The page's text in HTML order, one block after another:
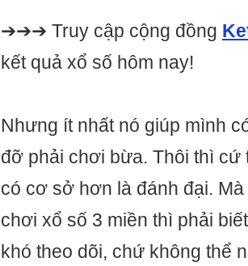
➔➔➔ Truy cập cộng đồng
kết quả xổ số hôm nay!
Nhưng ít nhất nó giúp mình
đỡ phải chơi bừa. Thôi thì cứ
có cơ sở hơn là đánh đại.
chơi xổ số 3 miền thì phải
khó theo dõi, chứ không thể